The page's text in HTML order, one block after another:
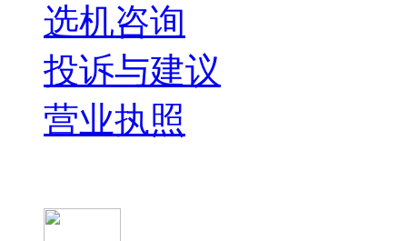
选机咨询
投诉与建议
营业执照